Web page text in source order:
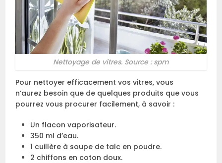
Nettoyage de vitres. Source : spm
Pour nettoyer efficacement vos vitres, vous
n’aurez besoin que de quelques produits que vous
pourrez vous procurer facilement, à savoir :
Un flacon vaporisateur.
350 ml d’eau.
1 cuillère à soupe de talc en poudre.
2 chiffons en coton doux.